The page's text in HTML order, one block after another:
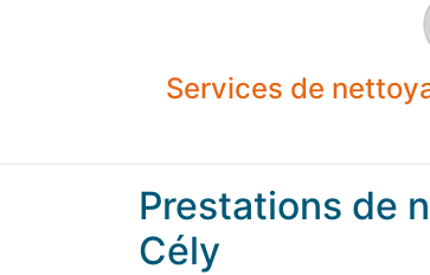
Services de
Prestations de
Cély